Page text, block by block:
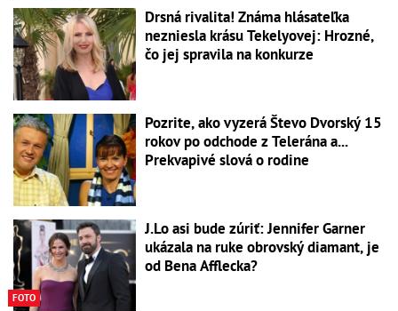
Drsná rivalita! Známa hlásateľka
nezniesla krásu Tekelyovej: Hrozné,
čo jej spravila na konkurze
Pozrite, ako vyzerá Števo Dvorský 15
rokov po odchode z Telerána a...
Prekvapivé slová o rodine
FOTO
J.Lo asi bude zúriť: Jennifer Garner
ukázala na ruke obrovský diamant, je
od Bena Afflecka?